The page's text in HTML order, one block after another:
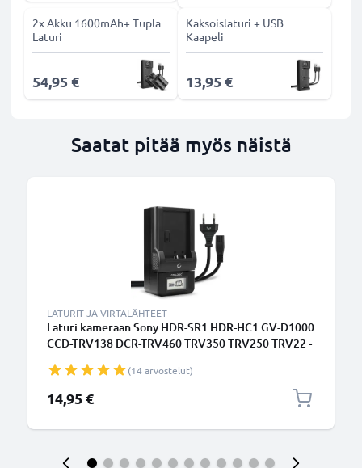
2x Akku 1600mAh+ Tupla
Laturi
54,95 €
Kaksoislaturi + USB
Kaapeli
13,95 €
Saatat pitää myös näistä
LATURIT JA VIRTALÄHTEET
Laturi kameraan Sony HDR-SR1 HDR-HC1 GV-D1000
CCD-TRV138 DCR-TRV460 TRV350 TRV250 TRV22 -
(14 arvostelut)
14,95 €